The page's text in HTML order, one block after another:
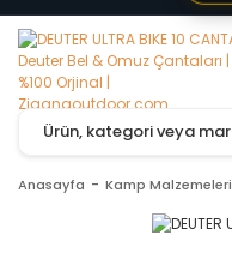
Anasayfa Kamp Malzemeleri